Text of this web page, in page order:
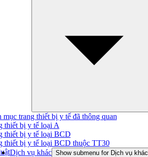
mục trang thiết bị y tế đã thông quan
thiết bị y tế loại A
thiết bị y tế loại BCD
thiết bị y tế loại BCD thuộc TT30
Dịch vụ khác Show submenu for Dịch vụ khác